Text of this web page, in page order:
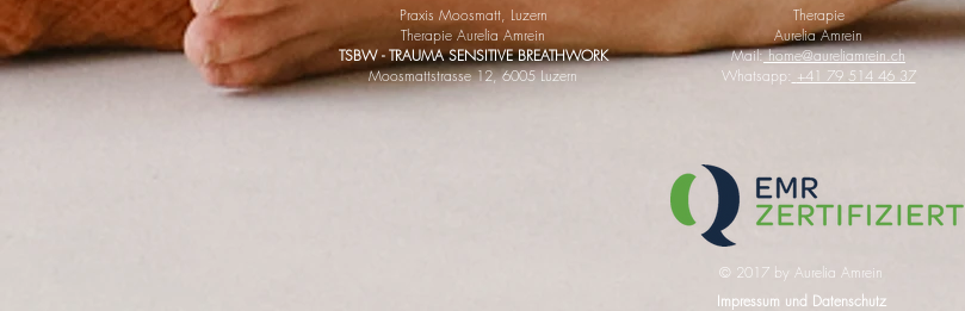
Praxis Moosmatt, Luzern
Therapie Aurelia Amrein
TSBW - TRAUMA SENSITIVE BREATHWORK
Moosmattstrasse 12, 6005 Luzern
Therapie
Aurelia Amrein
Mail:home@aureliamrein.ch
Whatsapp: +41 79 514 46 37
​© 2017 by Aurelia Amrein
Impressum und Datenschutz